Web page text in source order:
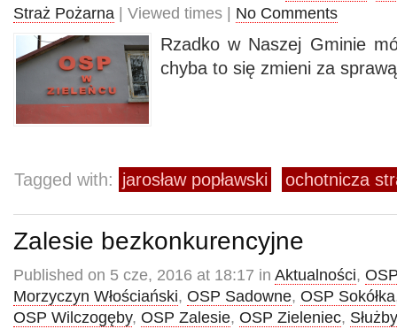
Straż Pożarna | Viewed times | No Comments
Rzadko w Naszej Gminie
chyba to się zmieni za
Tagged with: jarosław popławski ochotnicza
Zalesie bezkonkurencyjne
Published on 5 cze, 2016 at 18:17 in Aktualności,
Morzyczyn Włościański, OSP Sadowne, OSP Sokółka
OSP Wilczogęby, OSP Zalesie, OSP Zieleniec, Służby